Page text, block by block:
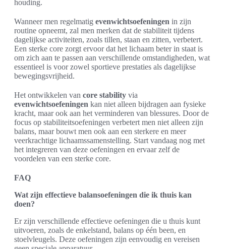
houding.
Wanneer men regelmatig evenwichtsoefeningen in zijn
routine opneemt, zal men merken dat de stabiliteit tijdens
dagelijkse activiteiten, zoals tillen, staan en zitten, verbetert.
Een sterke core zorgt ervoor dat het lichaam beter in staat is
om zich aan te passen aan verschillende omstandigheden, wat
essentieel is voor zowel sportieve prestaties als dagelijkse
bewegingsvrijheid.
Het ontwikkelen van core stability via
evenwichtsoefeningen kan niet alleen bijdragen aan fysieke
kracht, maar ook aan het verminderen van blessures. Door de
focus op stabiliteitsoefeningen verbetert men niet alleen zijn
balans, maar bouwt men ook aan een sterkere en meer
veerkrachtige lichaamssamenstelling. Start vandaag nog met
het integreren van deze oefeningen en ervaar zelf de
voordelen van een sterke core.
FAQ
Wat zijn effectieve balansoefeningen die ik thuis kan
doen?
Er zijn verschillende effectieve oefeningen die u thuis kunt
uitvoeren, zoals de enkelstand, balans op één been, en
stoelvleugels. Deze oefeningen zijn eenvoudig en vereisen